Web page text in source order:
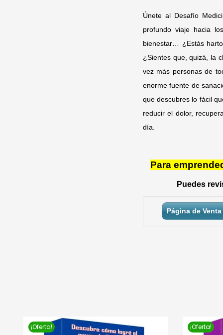
Únete al Desafío
profundo viaje hacia
bienestar… ¿Estás
¿Sientes que, quizá, la
vez más personas de
enorme fuente de
que descubres lo fácil
reducir el dolor,
día.
Para
Puedes
Página de
¡Oferta! ¡Oferta!